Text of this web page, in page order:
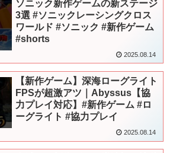
ソニック新作ゲームの新ステージ
3選 #ソニックレーシングクロス
ワールド #ソニック #新作ゲーム
#shorts
2025.08.14
【新作ゲーム】深海ローグライト
FPSが超激アツ｜Abyssus【協
力プレイ対応】#新作ゲーム #ロ
ーグライト #協力プレイ
2025.08.14